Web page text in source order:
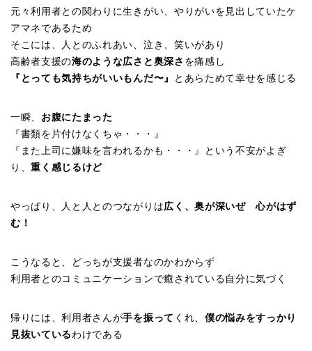
元々利用者との関わりに生きがい、やりがいを見出していたケ
アマネであるため
そこには、人とのふれあい、泣き、笑いがあり
高齢者支援の海のような広さと奥深さ を痛感し
『とっても気持ちがいいもんだ〜』
とあらためて幸せを感じる
一瞬、 お腹にたまった
『書類を片付けなくちゃ・・・』
『また上司に嫌味を言われるかも・・・』という不安がよぎ
り、重く感じるけど
やっぱり、人と人とのつながりは広く、奥が深いぜ 心がはず
む！
こうなると、どっちが支援者なのかわからず
利用者とのコミュニケーションで癒されている自分に気づく
帰りには、利用者さんが手を振って くれ、 僕の悩みをすっかり
見抜いているわけである